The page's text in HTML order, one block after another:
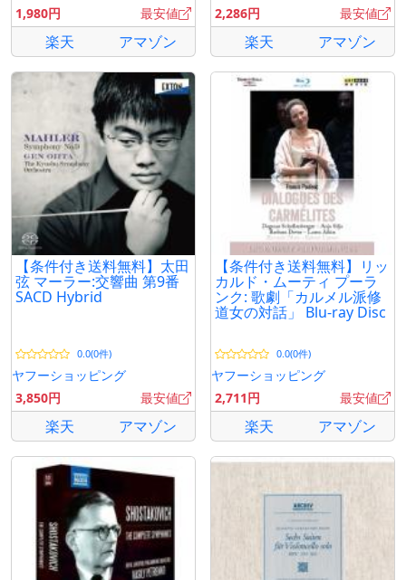
1,980円
最安値
楽天 アマゾン
2,286円
最安値
楽天 アマゾン
【条件付き送料無料】太田
弦 マーラー:交響曲 第9番
SACD Hybrid
0.0(0件)
ヤフーショッピング
3,850円
最安値
楽天 アマゾン
【条件付き送料無料】リッ
カルド・ムーティ プーラ
ンク: 歌劇「カルメル派修
道女の対話」 Blu-ray Disc
0.0(0件)
ヤフーショッピング
2,711円
最安値
楽天 アマゾン